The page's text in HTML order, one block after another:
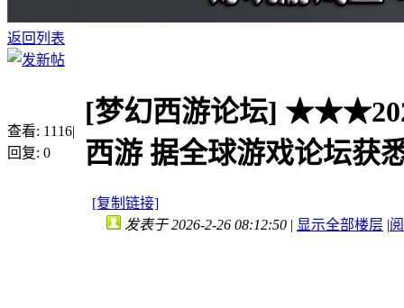
返回列表
查看: 1116|
回复: 0
[梦幻西游论坛]
西游 据全球游戏论坛获
[复制链接]
发表于 2026-2-26 08:12:50 | 显示全部楼层 |